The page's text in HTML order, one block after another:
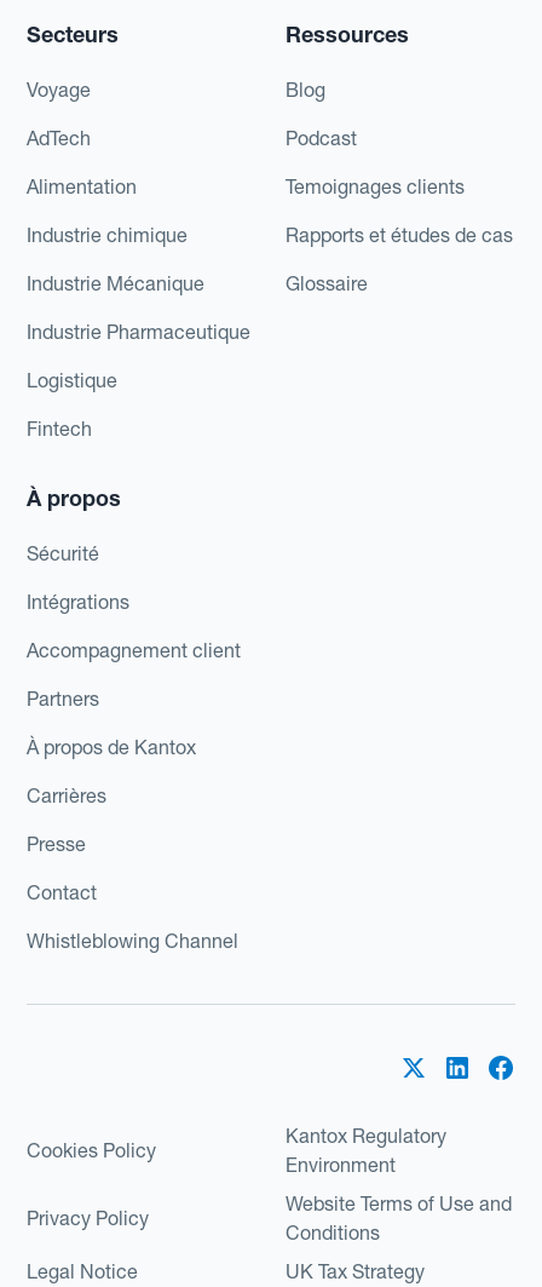
Secteurs
Voyage
AdTech
Alimentation
Industrie chimique
Industrie Mécanique
Industrie Pharmaceutique
Logistique
Fintech
Ressources
Blog
Podcast
Temoignages clients
Rapports et études de cas
Glossaire
À propos
Sécurité
Intégrations
Accompagnement client
Partners
À propos de Kantox
Carrières
Presse
Contact
Whistleblowing Channel
Cookies Policy
Kantox Regulatory
Environment
Privacy Policy
Website Terms of Use and
Conditions
Legal Notice
UK Tax Strategy